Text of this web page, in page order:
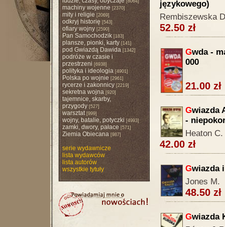
[8064]
machiny wojenne [2370]
mity i religie [2069]
odkryj historię[543]
ofiary wojny[2590]
Pan Samochodzik[183]
plansze, pionki, karty[141]
pod Gwiazdą Dawida[1342]
podróże w czasie i
przestrzeni [6938]
polityka i ideologia[4901]
Polska po wojnie [2961]
rycerze i zakonnicy[2219]
sekretna wojna[920]
tajemnice, skarby,
przygody[527]
warsztat[999]
wojny, batalie, potyczki [4993]
zamki, dwory, pałace [571]
Ziemia Obiecana[987]
serie wydawnicze
lista wydawców
lista autorów
wszystkie tytuły
językowego)
Rembiszewska
52.50 zł
Gwda -
000
21.00 zł
Gwiazda
-
Heaton
42.00 zł
Gwiazda
Jones M.
48.50 zł
Gwiazda